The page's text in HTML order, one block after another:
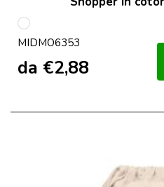
multicolore
MIDMO6353
da €2,88